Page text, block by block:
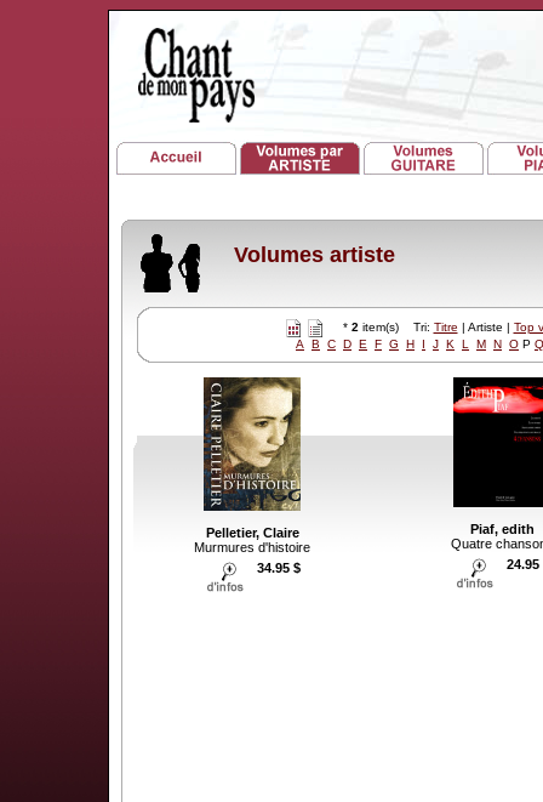
Volumes artiste
* 2 item(s) Tri: Titre | Artiste | Top
A
B C D E F G H I J K L M N O P Q
Pelletier, Claire
Murmures d'histoire
34.95 $
Piaf, edith
Quatre
24.95